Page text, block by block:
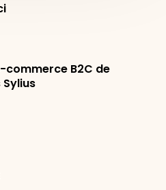
commerce B2C de